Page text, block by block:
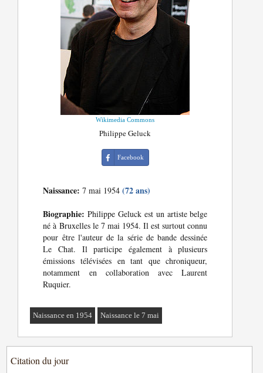
Wikimedia Commons
Philippe Geluck
Facebook
Naissance: 7 mai 1954(72 ans)
Biographie: Philippe Geluck est un artiste belge
né à Bruxelles le 7 mai 1954. Il est surtout connu
pour être l'auteur de la série de bande dessinée
Le Chat. Il participe également à plusieurs
émissions télévisées en tant que chroniqueur,
notamment en collaboration avec Laurent
Ruquier.
Naissance en 1954 Naissance le 7 mai
Citation du jour